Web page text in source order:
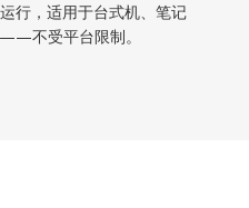
行，适用于台式机、笔记
不受平台限制。